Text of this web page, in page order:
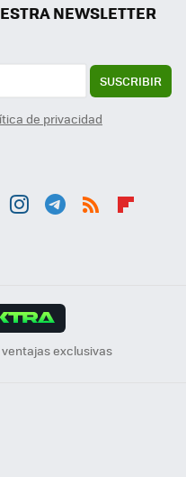
NEWSLETTER
SUSCRIBIR
de privacidad
exclusivas